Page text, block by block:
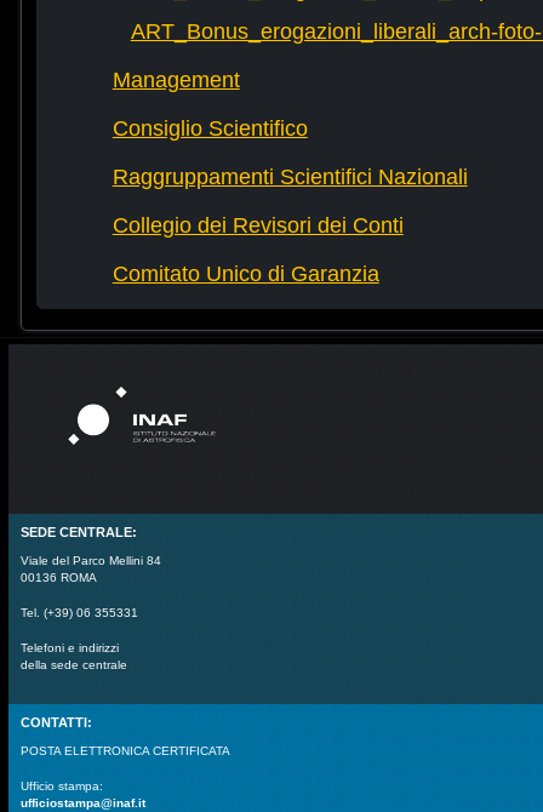
ART_Bonus_erogazioni_liberali_arch-
Management
Consiglio Scientifico
Raggruppamenti Scientifici Nazionali
Collegio dei Revisori dei Conti
Comitato Unico di Garanzia
SEDE CENTRALE:
Viale del Parco Mellini 84
00136 ROMA
Tel. (+39) 06 355331
Telefoni e indirizzi
della sede centrale
CONTATTI:
POSTA ELETTRONICA CERTIFICATA
Ufficio stampa:
ufficiostampa@inaf.it